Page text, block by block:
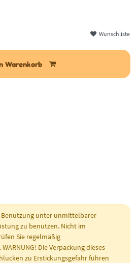
Wunschliste
Warenkorb
unter unmittelbarer
zu benutzen. Nicht im
Sie regelmäßig
Die Verpackung dieses
zu Erstickungsgefahr führen